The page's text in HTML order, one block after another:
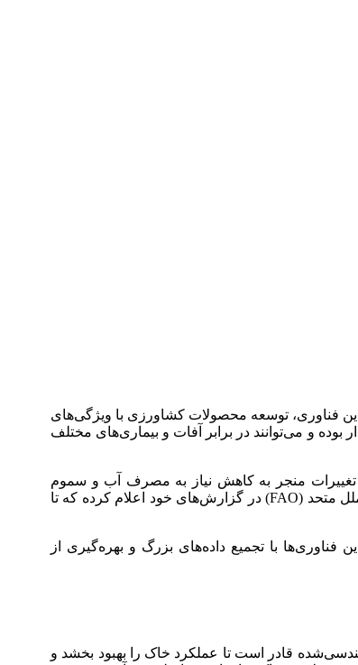
فناوری، توسعه محصولات کشاورزی با ویژگی‌های
و می‌توانند در برابر آفات و بیماری‌های مختلف
منجر به کاهش نیاز به مصرف آب و سموم
شیمیایی می‌شود که در نتیجه هزینه‌های تولید را کاهش و اثرات منفی زیست محیطی را به حداقل می‌رساند. سازمان خواربار و کشاورزی ملل متحد (FAO) در گزارش‌های خود اعلام کرده که تا
فناوری‌ها با تجمیع داده‌های بزرگ و بهره‌گیری از
قادر است تا عملکرد خاک را بهبود بخشد و